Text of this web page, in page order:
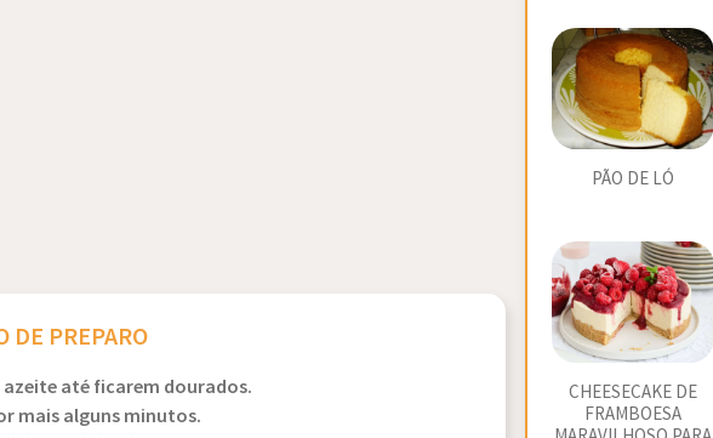
DE PREPARO
até ficarem dourados.
mais alguns minutos.
PÃO DE LÓ
CHEESECAKE DE
FRAMBOESA